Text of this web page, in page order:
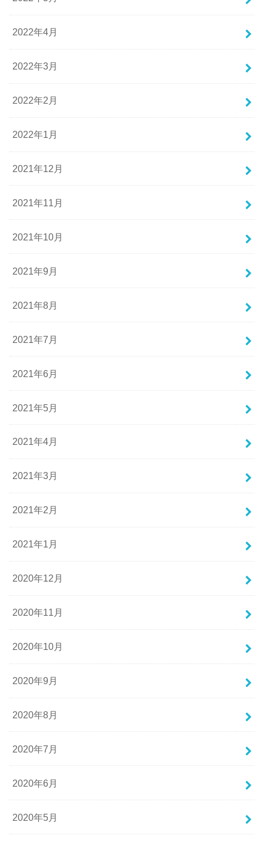
2022年4月
2022年3月
2022年2月
2022年1月
2021年12月
2021年11月
2021年10月
2021年9月
2021年8月
2021年7月
2021年6月
2021年5月
2021年4月
2021年3月
2021年2月
2021年1月
2020年12月
2020年11月
2020年10月
2020年9月
2020年8月
2020年7月
2020年6月
2020年5月